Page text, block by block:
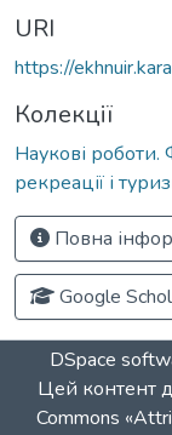
URI
https://
Колекції
Наукові роботи.
рекреації і
Повна
Google
DSpace
Цей контент
Commons